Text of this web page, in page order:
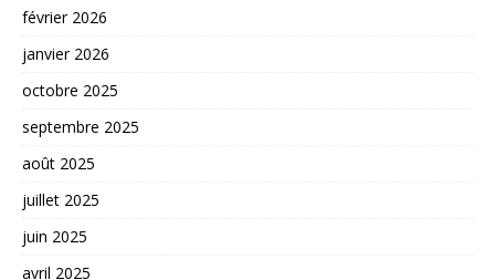
février 2026
janvier 2026
octobre 2025
septembre 2025
août 2025
juillet 2025
juin 2025
avril 2025